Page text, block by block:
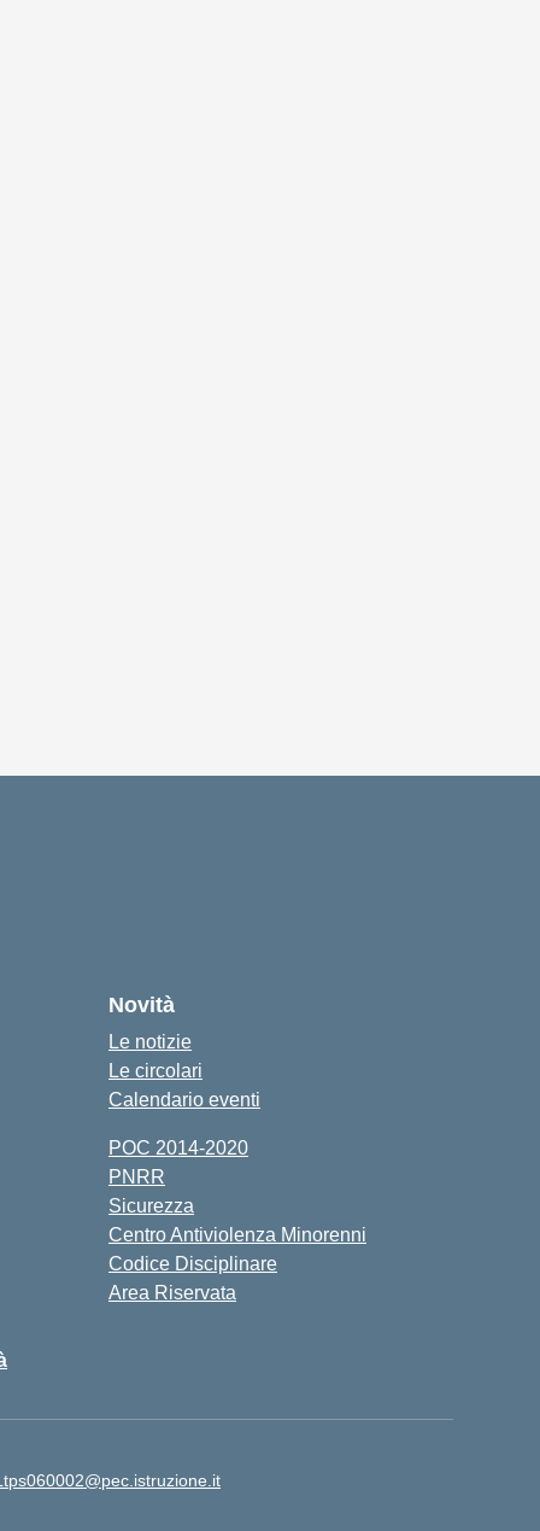
Novità
Le notizie
Le circolari
Calendario eventi
POC 2014-2020
PNRR
Sicurezza
Centro Antiviolenza Minorenni
Codice Disciplinare
Area Riservata